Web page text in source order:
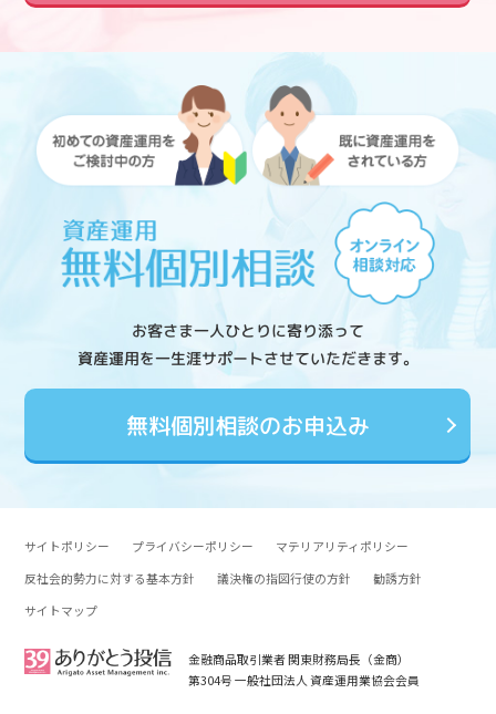
お客さま一人ひとりに寄り添って
資産運用を一生涯サポートさせていただきます。
無料個別相談のお申込み
サイトポリシー プライバシーポリシー
マテリアリティポリシー
反社会的勢力に対する基本方針
議決権の指図行使の方針
勧誘方針
サイトマップ
金融商品取引業者 関東財務局長（金商）
第304号 一般社団法人 資産運用業協会会員